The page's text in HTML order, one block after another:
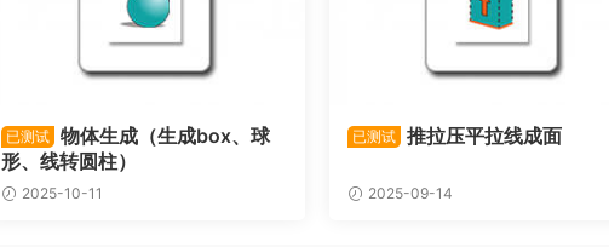
已测试
物体生成（生成box、球
形、线转圆柱）
2025-10-11
已测试 推拉压平拉线成面
2025-09-14